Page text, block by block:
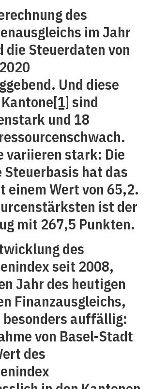
des
im Jahr
die Steuerdaten von
Und diese
[1] sind
und 18
variieren stark: Die
Steuerbasis hat das
einem Wert von 65,2.
ist der
mit 267,5 Punkten.
des
seit 2008,
Jahr des heutigen
Finanzausgleichs,
auffällig:
von Basel-Stadt
des